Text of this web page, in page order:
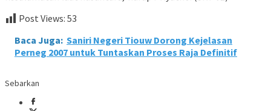
Post Views: 53
Baca Juga: Saniri Negeri Tiouw Dorong Kejelasan
Perneg 2007 untuk Tuntaskan Proses Raja Definitif
Sebarkan